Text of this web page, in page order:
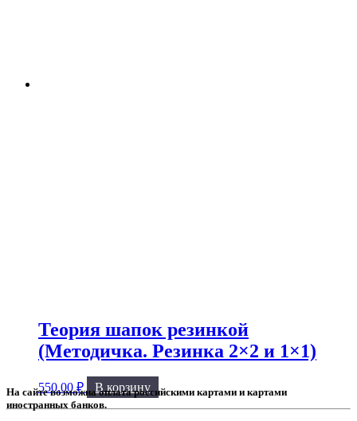
Теория шапок резинкой
(Методичка. Резинка 2×2 и 1×1)
550.00 ₽ В корзину